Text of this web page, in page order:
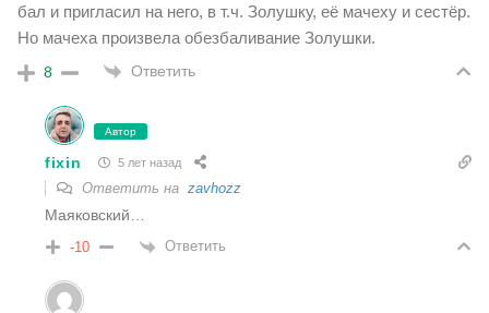
бал и пригласил на него, в т.ч. Золушку, её мачеху и сестёр.
Но мачеха произвела обезбаливание Золушки.
8 Ответить
Автор
fixin 5 лет назад
Ответить на zavhozz
Маяковский…
-10 Ответить